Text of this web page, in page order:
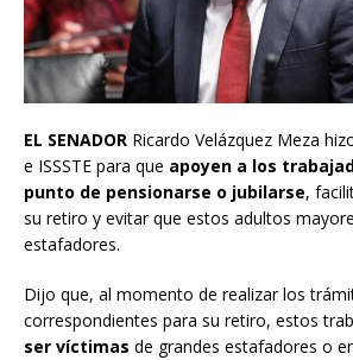
EL SENADOR Ricardo Velázquez Meza
e ISSSTE para que apoyen a los
punto de pensionarse o jubilarse,
su retiro y evitar que estos adultos
estafadores.
Dijo que, al momento de realizar los
correspondientes para su retiro, estos
ser víctimas de grandes estafadores o